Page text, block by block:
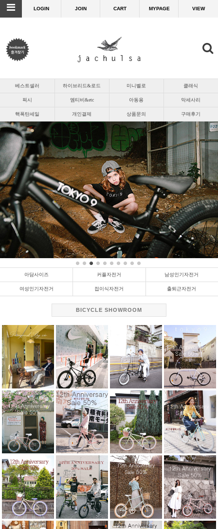
LOGIN JOIN CART MYPAGE VIEW
베스트셀러 하이브리드&로드 미니벨로 클래식
픽시 엠티비&etc 아동용 악세사리
핵폭탄세일 개인결제 상품문의 구매후기
아담사이즈 커플자전거 남성인기자전거
여성인기자전거 접이식자전거 출퇴근자전거
BICYCLE SHOWROOM